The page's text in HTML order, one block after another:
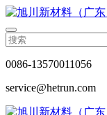
0086-13570011056
service@hetrun.com